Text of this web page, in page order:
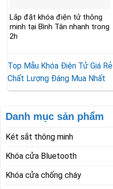
Lắp đặt khóa điện tử thông
minh tại Bình Tân nhanh trong
2h
Top Mẫu Khóa Điện Tử Giá Rẻ
Chất Lượng Đáng Mua Nhất
Danh mục sản phẩm
Két sắt thông minh
Khóa cửa Bluetooth
Khóa cửa chống cháy